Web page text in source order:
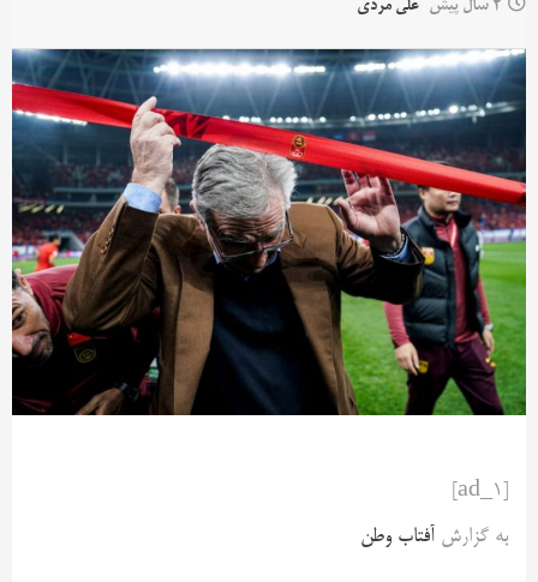
2 سال پیش علی مردی
به گزارش آفتاب وطن